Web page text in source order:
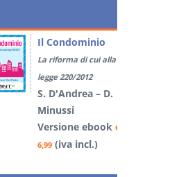
Il Condominio
La riforma di cui alla
legge 220/2012
S. D'Andrea – D.
Versione ebook€
(iva incl.)